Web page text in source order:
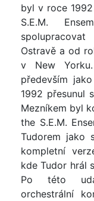
byl v roce
S.E.M.
Ostravě a od
v New
především
1992 přesunul
Mezníkem byl
the S.E.M.
Tudorem jako
kompletní
kde Tudor hrál
Po této
orchestrální